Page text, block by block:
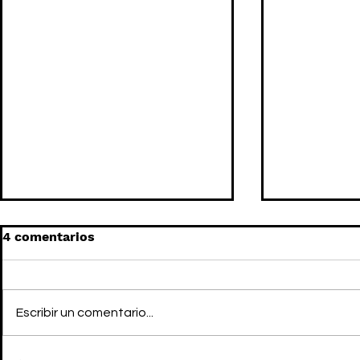
4 comentarios
Escribir un comentario...